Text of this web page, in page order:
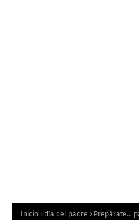
Inicio día del padre
Prepárate…